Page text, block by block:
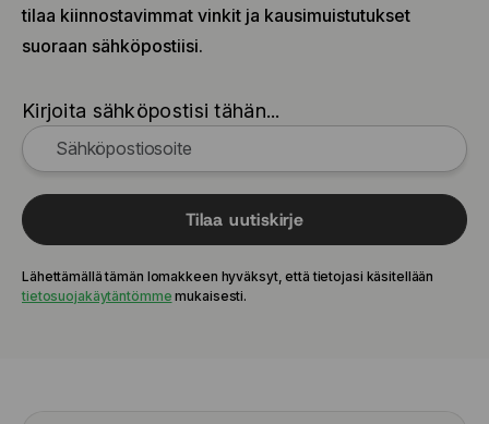
225/50 R17 98W
tilaa kiinnostavimmat vinkit ja kausimuistutukset
suoraan sähköpostiisi.
Kirjoita sähköpostisi tähän...
Tilaa uutiskirje
Lähettämällä tämän lomakkeen hyväksyt, että tietojasi käsitellään
tietosuojakäytäntömme mukaisesti.